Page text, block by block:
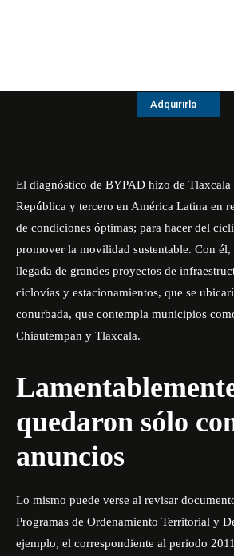
Adquirirla
El diagnóstico de BYPAD hizo de Tlaxcala
República y tercero en América Latina en
de condiciones óptimas; para hacer del
promover la movilidad sustentable. Con él,
llegada de grandes proyectos de
ciclovías y estacionamientos, que se
conurbada, que contempla municipios
Chiautempan y Tlaxcala.
quedaron sólo
anuncios
Lo mismo puede verse al revisar
Programas de Ordenamiento Territorial y
ejemplo, el correspondiente al periodo